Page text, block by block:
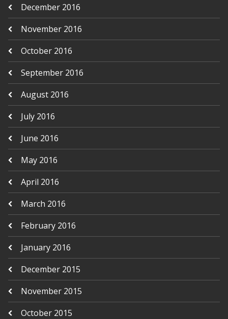
December 2016
November 2016
October 2016
September 2016
August 2016
July 2016
June 2016
May 2016
April 2016
March 2016
February 2016
January 2016
December 2015
November 2015
October 2015